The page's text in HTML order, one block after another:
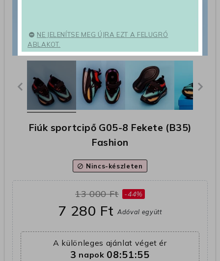
Fiúk sportcipő G05-8 Fekete (B35)
Fashion
block Nincs-készleten
13 000 Ft -44%
7 280 FtAdóval együtt
A különleges ajánlat véget ér
3 napok 08:51:55
NE JELENÍTSE MEG ÚJRA EZT A FELUGRÓ
ABLAKOT.